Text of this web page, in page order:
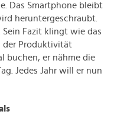
Das Smartphone bleibt
heruntergeschraubt.
Fazit klingt wie das
der Produktivität
buchen, er nähme die
Jedes Jahr will er nun